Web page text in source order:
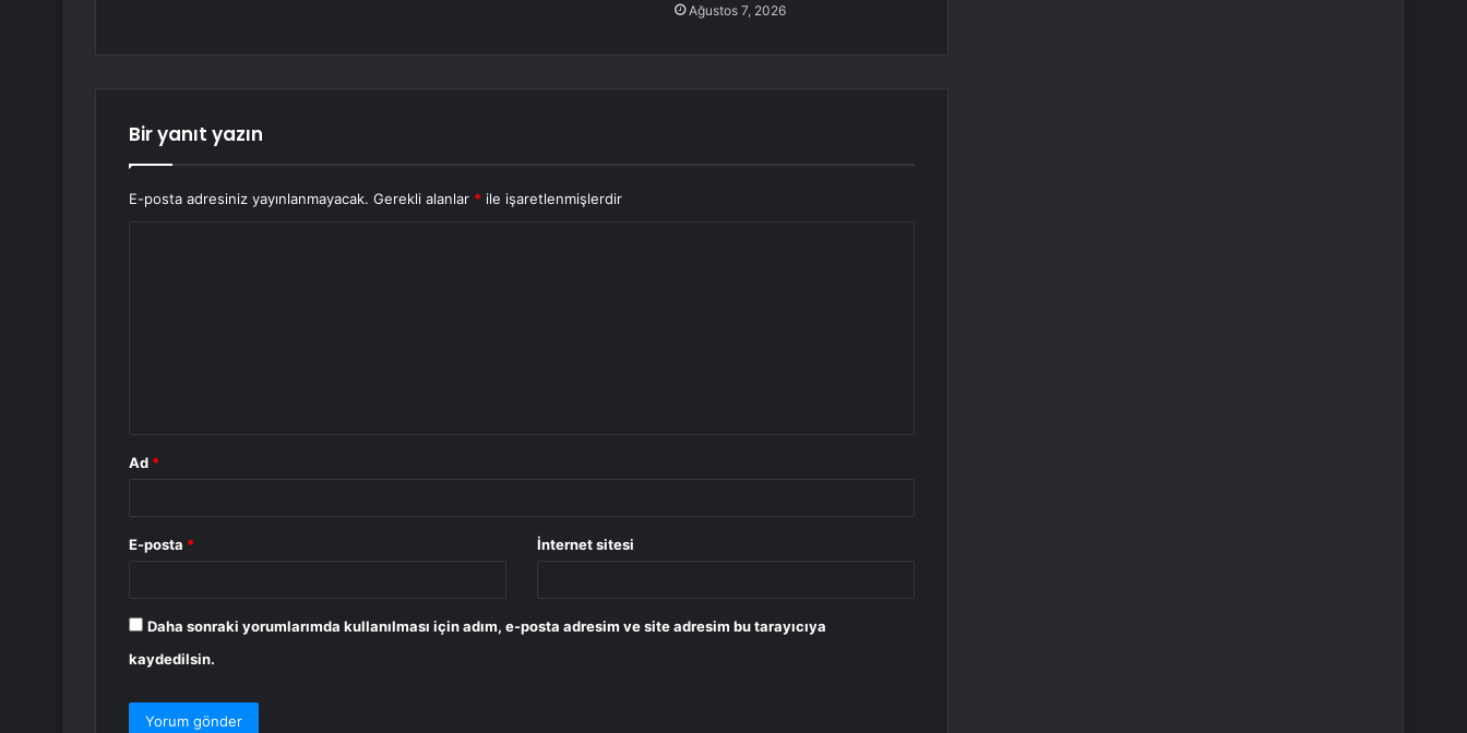
Ağustos 7, 2026
Bir yanıt yazın
E-posta adresiniz yayınlanmayacak. Gerekli alanlar * ile işaretlenmişlerdir
Ad *
E-posta * İnternet sitesi
Daha sonraki yorumlarımda kullanılması için adım, e-posta adresim ve site adresim bu tarayıcıya
kaydedilsin.